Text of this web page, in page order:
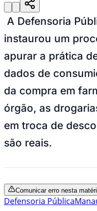
A Defensoria
instaurou um
apurar a prática
dados de
da compra em
órgão, as
em troca de
são reais.
Comunicar erro nesta
Defensoria Pública